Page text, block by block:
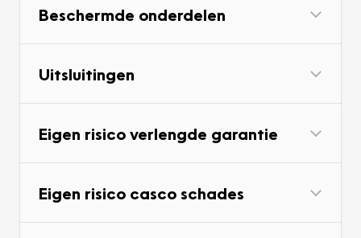
Beschermde onderdelen
Uitsluitingen
Eigen risico verlengde garantie
Eigen risico casco schades